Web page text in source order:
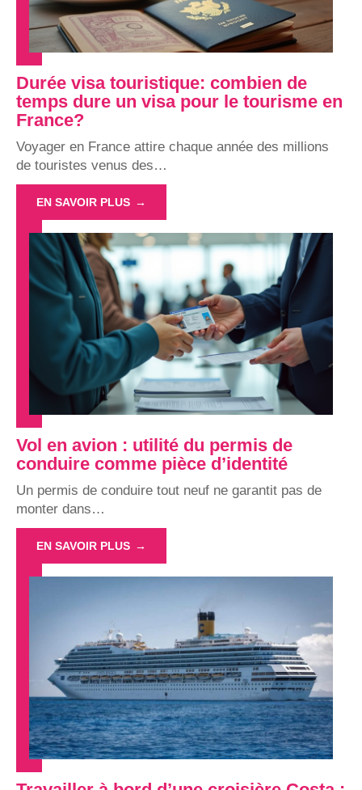
Durée visa touristique: combien de
temps dure un visa pour le tourisme en
France?
Voyager en France attire chaque année des millions
de touristes venus des…
EN SAVOIR PLUS
Vol en avion : utilité du permis de
conduire comme pièce d’identité
Un permis de conduire tout neuf ne garantit pas de
monter dans…
EN SAVOIR PLUS